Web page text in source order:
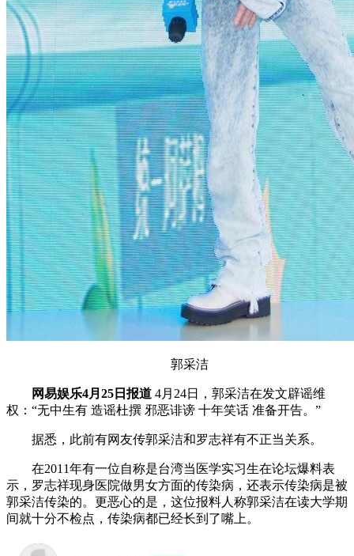
郭采洁
网易娱乐4月25日报道 4月24日，郭采洁在发文辟谣维
权：“无中生有 造谣杜撰 邪恶诽谤 十年笑话 准备开告。”
据悉，此前有网友传郭采洁和罗志祥有不正当关系。
在2011年有一位自称是台湾当医学实习生在论坛爆料表
示，罗志祥现身医院做男女方面的传染病，还表示传染病是被
郭采洁传染的。更恶心的是，这位报料人称郭采洁在读大学期
间就十分不检点，传染病都已经长到了嘴上。